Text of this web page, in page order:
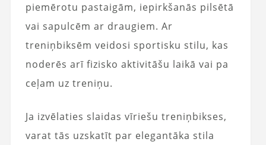
piemērotu pastaigām, iepirkšanās pilsētā
vai sapulcēm ar draugiem. Ar
treniņbiksēm veidosi sportisku stilu, kas
noderēs arī fizisko aktivitāšu laikā vai pa
ceļam uz treniņu.
Ja izvēlaties slaidas vīriešu treniņbikses,
varat tās uzskatīt par elegantāka stila